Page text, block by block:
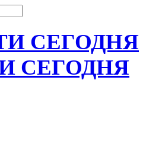
СЕГОДНЯ